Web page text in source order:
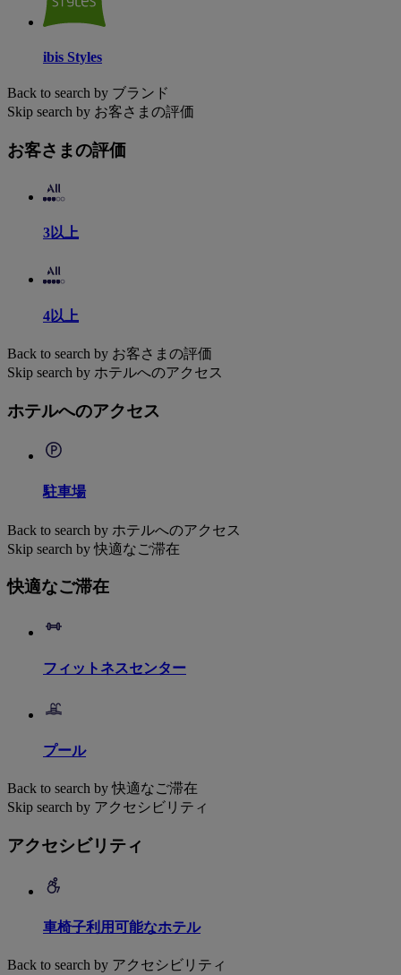
ibis Styles
Back to search by ブランド
Skip search by お客さまの評価
お客さまの評価
3以上
4以上
Back to search by お客さまの評価
Skip search by ホテルへのアクセス
ホテルへのアクセス
駐車場
Back to search by ホテルへのアクセス
Skip search by 快適なご滞在
快適なご滞在
フィットネスセンター
プール
Back to search by 快適なご滞在
Skip search by アクセシビリティ
アクセシビリティ
車椅子利用可能なホテル
Back to search by アクセシビリティ